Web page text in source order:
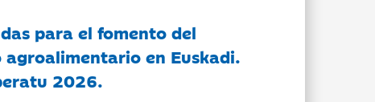
para el fomento del
en Euskadi.
2026.